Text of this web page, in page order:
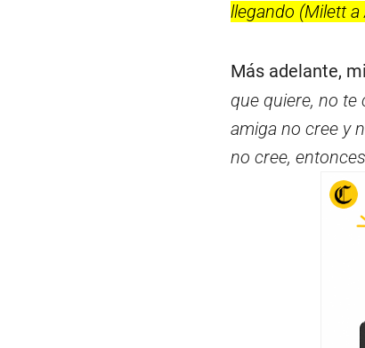
llegando (Milett a
Más adelante,
que quiere, no te
amiga no cree y
no cree,